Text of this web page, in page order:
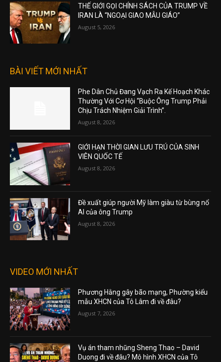
THẾ GIỚI GỌI CHÍNH SÁCH CỦA TRUMP VỀ
IRAN LÀ “NGOẠI GIAO MẪU GIÁO”
August 5, 2026
BÀI VIẾT MỚI NHẤT
Phe Dân Chủ Đang Vạch Ra Kế Hoạch Khác
Thường Với Cơ Hội “Buộc Ông Trump Phải
Chịu Trách Nhiệm Giải Trình”.
August 8, 2026
GIỚI HẠN THỜI GIAN LƯU TRÚ CỦA SINH
VIÊN QUỐC TẾ
August 8, 2026
Đề xuất giúp người Mỹ làm giàu từ bùng nổ
AI của ông Trump
August 8, 2026
VIDEO MỚI NHẤT
Phương Hằng gây bão mạng, Phường kiểu
mẫu XHCN của Tô Lâm đi về đâu?
August 7, 2026
Vụ án tham nhũng Sheng Thao – David
Duong đi về đâu? Mô hình XHCN của Tô